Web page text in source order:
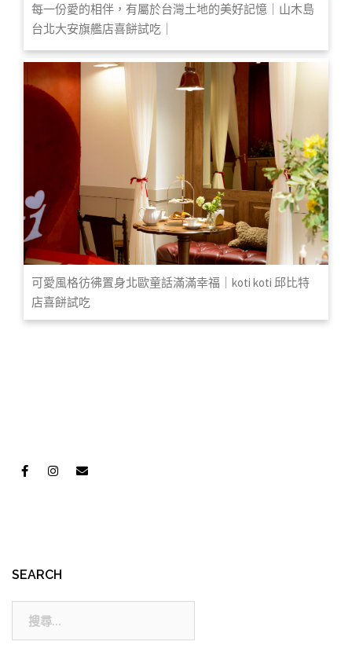
每一份愛的相伴，有屬於台灣土地的美好記憶｜山木島
台北大安旗艦店喜餅試吃｜
可愛風格彷彿置身北歐童話滿滿幸福｜koti koti 邱比特
店喜餅試吃
SEARCH